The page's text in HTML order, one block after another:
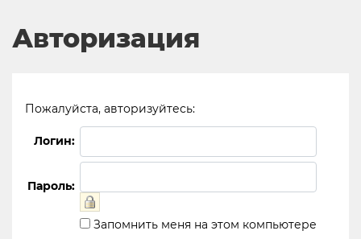
Авторизация
Пожалуйста, авторизуйтесь:
Логин:
Пароль:
Запомнить меня на этом компьютере